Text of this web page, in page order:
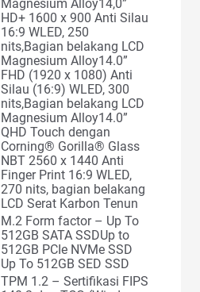
Magnesium Alloy14,0”
HD+ 1600 x 900 Anti Silau
16:9 WLED, 250
nits,Bagian belakang LCD
Magnesium Alloy14.0”
FHD (1920 x 1080) Anti
Silau (16:9) WLED, 300
nits,Bagian belakang LCD
Magnesium Alloy14.0”
QHD Touch dengan
Corning® Gorilla® Glass
NBT 2560 x 1440 Anti
Finger Print 16:9 WLED,
270 nits, bagian belakang
LCD Serat Karbon Tenun
M.2 Form factor – Up To
512GB SATA SSDUp to
512GB PCIe NVMe SSD
Up To 512GB SED SSD
TPM 1.2 – Sertifikasi FIPS